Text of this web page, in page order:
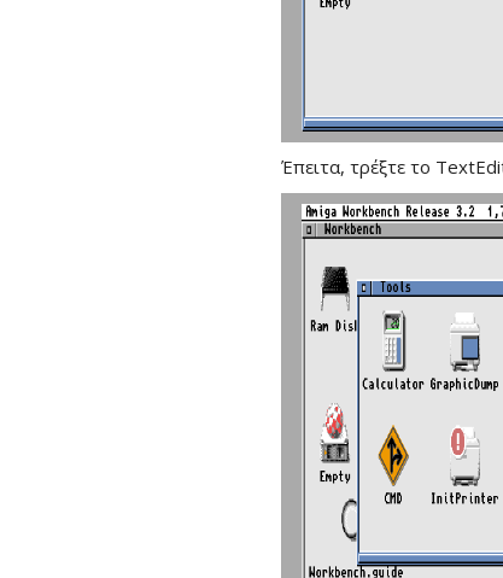
Έπειτα, τρέξτε το